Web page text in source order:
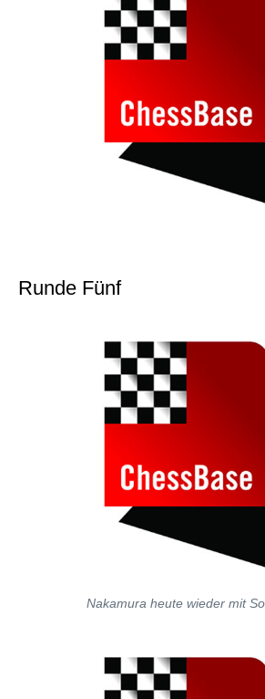
Runde Fünf
Nakamura heute wieder mit